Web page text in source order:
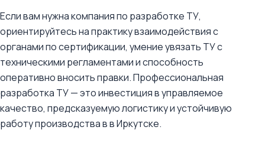
Если вам нужна компания по разработке ТУ,
ориентируйтесь на практику взаимодействия с
органами по сертификации, умение увязать ТУ с
техническими регламентами и способность
оперативно вносить правки. Профессиональная
разработка ТУ — это инвестиция в управляемое
качество, предсказуемую логистику и устойчивую
работу производства в в Иркутске.